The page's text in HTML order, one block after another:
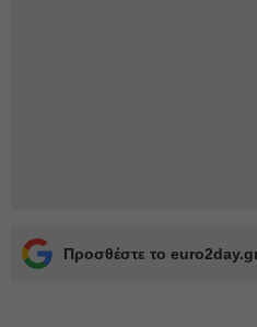
Προσθέστε το